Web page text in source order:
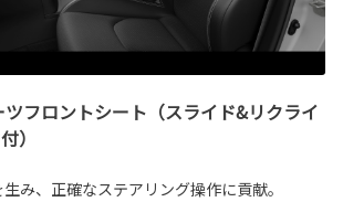
フロントシート（スライド&リクライ
）
み、正確なステアリング操作に貢献。